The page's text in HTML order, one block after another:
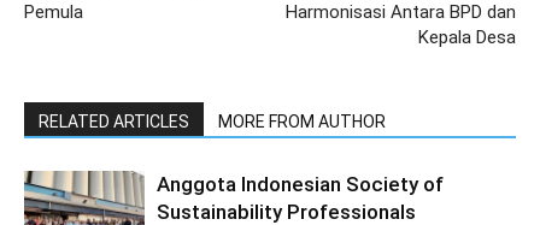
Pemula
Harmonisasi Antara BPD dan
Kepala Desa
RELATED ARTICLES MORE FROM AUTHOR
Anggota Indonesian Society of
Sustainability Professionals